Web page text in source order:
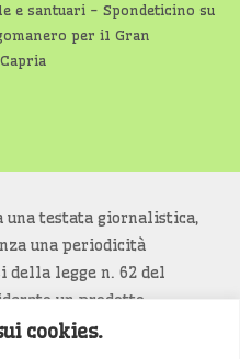
cookies.
e santuari - Spondeticino su
per il Gran
una testata giornalistica,
una periodicità
della legge n. 62 del
un prodotto